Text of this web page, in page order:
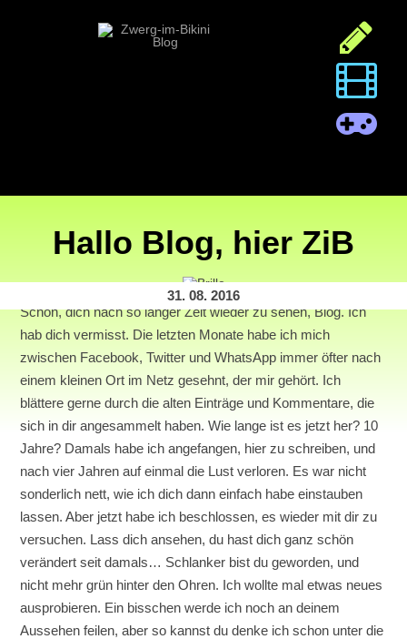
31. 08. 2016
Hallo Blog, hier ZiB
Schön, dich nach so langer Zeit wieder zu sehen, Blog. Ich
hab dich vermisst. Die letzten Monate habe ich mich
zwischen Facebook, Twitter und WhatsApp immer öfter nach
einem kleinen Ort im Netz gesehnt, der mir gehört. Ich
blättere gerne durch die alten Einträge und Kommentare, die
sich in dir angesammelt haben. Wie lange ist es jetzt her? 10
Jahre? Damals habe ich angefangen, hier zu schreiben, und
nach vier Jahren auf einmal die Lust verloren. Es war nicht
sonderlich nett, wie ich dich dann einfach habe einstauben
lassen. Aber jetzt habe ich beschlossen, es wieder mit dir zu
versuchen. Lass dich ansehen, du hast dich ganz schön
verändert seit damals… Schlanker bist du geworden, und
nicht mehr grün hinter den Ohren. Ich wollte mal etwas neues
ausprobieren. Ein bisschen werde ich noch an deinem
Aussehen feilen, aber so kannst du denke ich schon unter die